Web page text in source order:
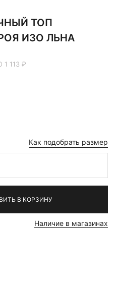
ТОП
ИЗО ЛЬНА
113 ₽
Как подобрать размер
В КОРЗИНУ
Наличие в магазинах